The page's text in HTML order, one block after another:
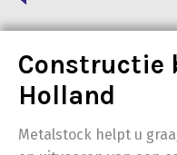
Constructie
Holland
Metalstock helpt u